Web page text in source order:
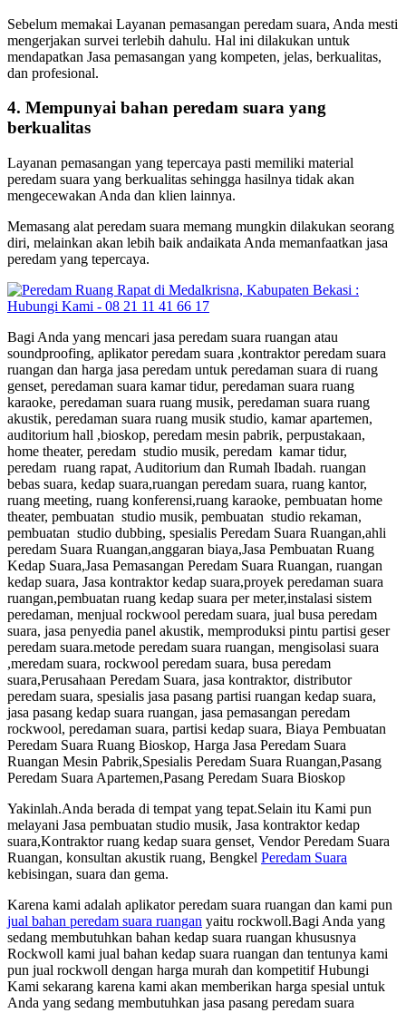
Sebelum memakai Layanan pemasangan peredam suara, Anda mesti
mengerjakan survei terlebih dahulu. Hal ini dilakukan untuk
mendapatkan Jasa pemasangan yang kompeten, jelas, berkualitas,
dan profesional.
4. Mempunyai bahan peredam suara yang
berkualitas
Layanan pemasangan yang tepercaya pasti memiliki material
peredam suara yang berkualitas sehingga hasilnya tidak akan
mengecewakan Anda dan klien lainnya.
Memasang alat peredam suara memang mungkin dilakukan seorang
diri, melainkan akan lebih baik andaikata Anda memanfaatkan jasa
peredam yang tepercaya.
Bagi Anda yang mencari jasa peredam suara ruangan atau
soundproofing, aplikator peredam suara ,kontraktor peredam suara
ruangan dan harga jasa peredam untuk peredaman suara di ruang
genset, peredaman suara kamar tidur, peredaman suara ruang
karaoke, peredaman suara ruang musik, peredaman suara ruang
akustik, peredaman suara ruang musik studio, kamar apartemen,
auditorium hall ,bioskop, peredam mesin pabrik, perpustakaan,
home theater, peredam studio musik, peredam kamar tidur,
peredam ruang rapat, Auditorium dan Rumah Ibadah. ruangan
bebas suara, kedap suara,ruangan peredam suara, ruang kantor,
ruang meeting, ruang konferensi,ruang karaoke, pembuatan home
theater, pembuatan studio musik, pembuatan studio rekaman,
pembuatan studio dubbing, spesialis Peredam Suara Ruangan,ahli
peredam Suara Ruangan,anggaran biaya,Jasa Pembuatan Ruang
Kedap Suara,Jasa Pemasangan Peredam Suara Ruangan, ruangan
kedap suara, Jasa kontraktor kedap suara,proyek peredaman suara
ruangan,pembuatan ruang kedap suara per meter,instalasi sistem
peredaman, menjual rockwool peredam suara, jual busa peredam
suara, jasa penyedia panel akustik, memproduksi pintu partisi geser
peredam suara.metode peredam suara ruangan, mengisolasi suara
,meredam suara, rockwool peredam suara, busa peredam
suara,Perusahaan Peredam Suara, jasa kontraktor, distributor
peredam suara, spesialis jasa pasang partisi ruangan kedap suara,
jasa pasang kedap suara ruangan, jasa pemasangan peredam
rockwool, peredaman suara, partisi kedap suara, Biaya Pembuatan
Peredam Suara Ruang Bioskop, Harga Jasa Peredam Suara
Ruangan Mesin Pabrik,Spesialis Peredam Suara Ruangan,Pasang
Peredam Suara Apartemen,Pasang Peredam Suara Bioskop
Yakinlah.Anda berada di tempat yang tepat.Selain itu Kami pun
melayani Jasa pembuatan studio musik, Jasa kontraktor kedap
suara,Kontraktor ruang kedap suara genset, Vendor Peredam Suara
Ruangan, konsultan akustik ruang, Bengkel Peredam Suara
kebisingan, suara dan gema.
Karena kami adalah aplikator peredam suara ruangan dan kami pun
jual bahan peredam suara ruangan yaitu rockwoll.Bagi Anda yang
sedang membutuhkan bahan kedap suara ruangan khususnya
Rockwoll kami jual bahan kedap suara ruangan dan tentunya kami
pun jual rockwoll dengan harga murah dan kompetitif Hubungi
Kami sekarang karena kami akan memberikan harga spesial untuk
Anda yang sedang membutuhkan jasa pasang peredam suara